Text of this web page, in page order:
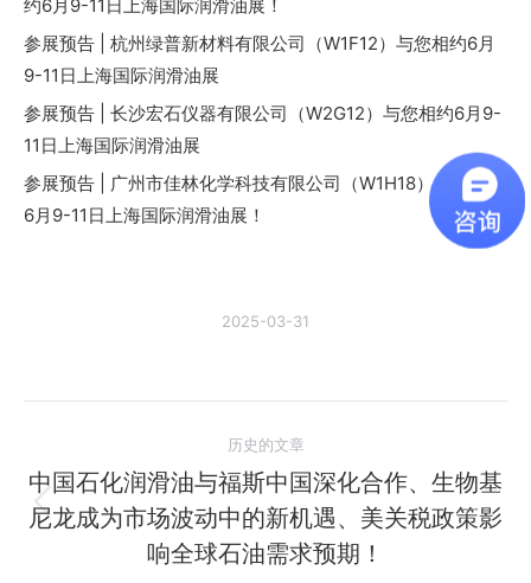
约6月9-11日上海国际润滑油展！
参展预告 | 杭州绿普新材料有限公司（W1F12）与您相约6月
9-11日上海国际润滑油展
参展预告 | 长沙宏石仪器有限公司（W2G12）与您相约6月9-
11日上海国际润滑油展
参展预告 | 广州市佳林化学科技有限公司（W1H18）与您相约
6月9-11日上海国际润滑油展！
2025-03-31
章
导
历史的文章
历
史
中国石化润滑油与福斯中国深化合作、生物基
尼龙成为市场波动中的新机遇、美关税政策影
响全球石油需求预期！